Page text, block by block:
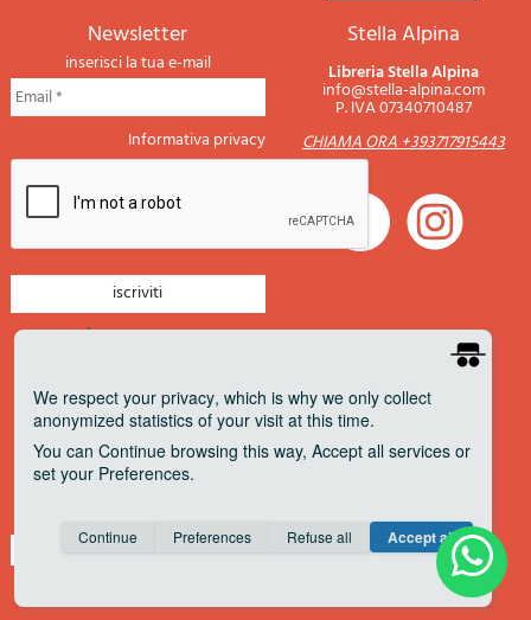
newsletter
inserisci la tua e-mail
Informativa privacy
newsletter viaggi
newsletter militaria
Stella Alpina
Libreria Stella Alpina
info@stella-alpina.com
P. IVA 07340710487
CHIAMA ORA +393717915443
We respect your privacy, which is why we only collect
anonymized statistics of your visit at this time.
You can Continue browsing this way, Accept all services or
set your Preferences.
Consent cookie learn more
Share on Facebook about
Continue Preferences Refuse all Accept all
Anonymous Invisible Save